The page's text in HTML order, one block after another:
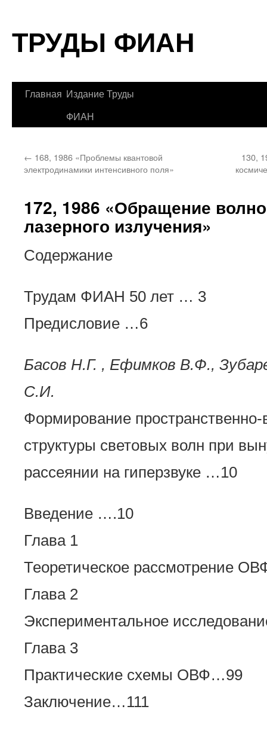
содержимому
ТРУДЫ ФИАН
Главная Издание Труды
ФИАН
← 168, 1986 «Проблемы квантовой
электродинамики интенсивного поля»
130,
172, 1986 «Обращение
лазерного излучения»
Содержание
Трудам ФИАН 50 лет … 3
Предисловие …6
Басов Н.Г. , Ефимков В.Ф.,
С.И.
Формирование
структуры световых волн при
рассеянии на гиперзвуке …10
Введение ….10
Глава 1
Теоретическое рассмотрение
Глава 2
Экспериментальное
Глава 3
Практические схемы ОВФ…99
Заключение…111